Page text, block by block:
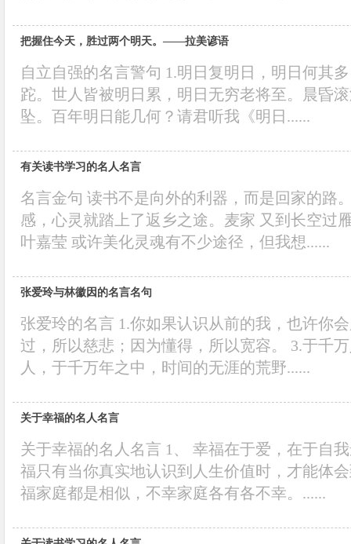
把握住今天，胜过两个明天。——拉美谚语
自立自强的名言警句 1.明日复明日，明日何其
跎。世人皆被明日累，明日无穷老将至。晨昏
坠。百年明日能几何？请君听我《明日......
有关读书学习的名人名言
名言金句 读书不是向外的利器，而是回家的路
感，心灵就踏上了返乡之途。麦家 又到长空过
叶嘉莹 或许美化灵魂有不少途径，但我想......
张爱玲与林徽因的名言名句
张爱玲的名言 1.你如果认识从前的我，也许你
过，所以慈悲；因为懂得，所以宽容。 3.于千
人，于千万年之中，时间的无涯的荒野......
关于幸福的名人名言
关于幸福的名人名言 1、 幸福在于爱，在于自
福只有当你真实地认识到人生价值时，才能体
福家庭都是相似，不幸家庭各有各不幸。......